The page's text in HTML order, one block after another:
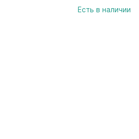
Есть в наличии